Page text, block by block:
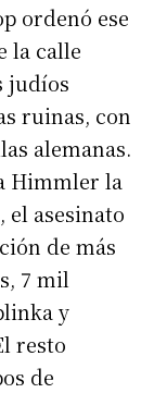
ordenó ese
la calle
judíos
ruinas, con
alemanas.
Himmler la
el asesinato
de más
7 mil
y
resto
de